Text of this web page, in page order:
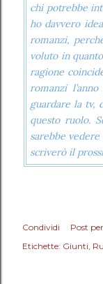
chi potrebbe
ho davvero
romanzi,
voluto in
ragione
romanzi
guardare la tv,
questo ruolo.
sarebbe
scriverò il
Condividi
Post
Etichette: Giunti